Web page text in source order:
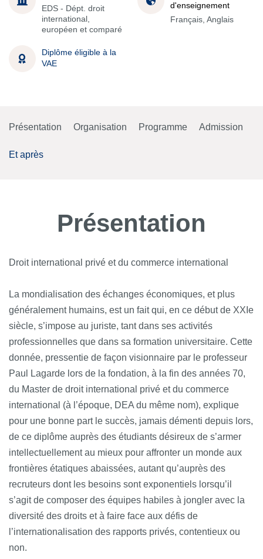
EDS - Dépt. droit
international,
européen et comparé
d'enseignement
Français, Anglais
Diplôme éligible à la
VAE
Présentation Organisation Programme Admission
Et après
Présentation
Droit international privé et du commerce international
La mondialisation des échanges économiques, et plus
généralement humains, est un fait qui, en ce début de XXIe
siècle, s’impose au juriste, tant dans ses activités
professionnelles que dans sa formation universitaire. Cette
donnée, pressentie de façon visionnaire par le professeur
Paul Lagarde lors de la fondation, à la fin des années 70,
du Master de droit international privé et du commerce
international (à l’époque, DEA du même nom), explique
pour une bonne part le succès, jamais démenti depuis lors,
de ce diplôme auprès des étudiants désireux de s’armer
intellectuellement au mieux pour affronter un monde aux
frontières étatiques abaissées, autant qu’auprès des
recruteurs dont les besoins sont exponentiels lorsqu’il
s’agit de composer des équipes habiles à jongler avec la
diversité des droits et à faire face aux défis de
l’internationalisation des rapports privés, contentieux ou
non.